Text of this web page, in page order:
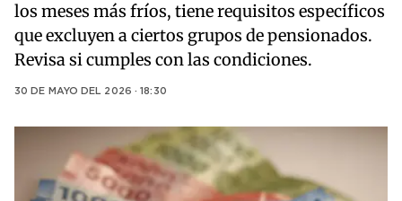
los meses más fríos, tiene requisitos específicos
que excluyen a ciertos grupos de pensionados.
Revisa si cumples con las condiciones.
30 DE MAYO DEL 2026 · 18:30